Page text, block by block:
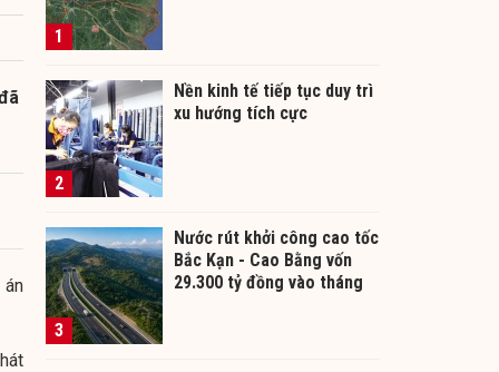
án
1
2
Nền kinh tế tiếp tục duy trì
xu hướng tích cực
3
Nước rút khởi công cao tốc
Bắc Kạn - Cao Bằng vốn
29.300 tỷ đồng vào tháng